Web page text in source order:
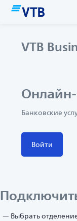
VTB
Банковские
Войти
Выбрать